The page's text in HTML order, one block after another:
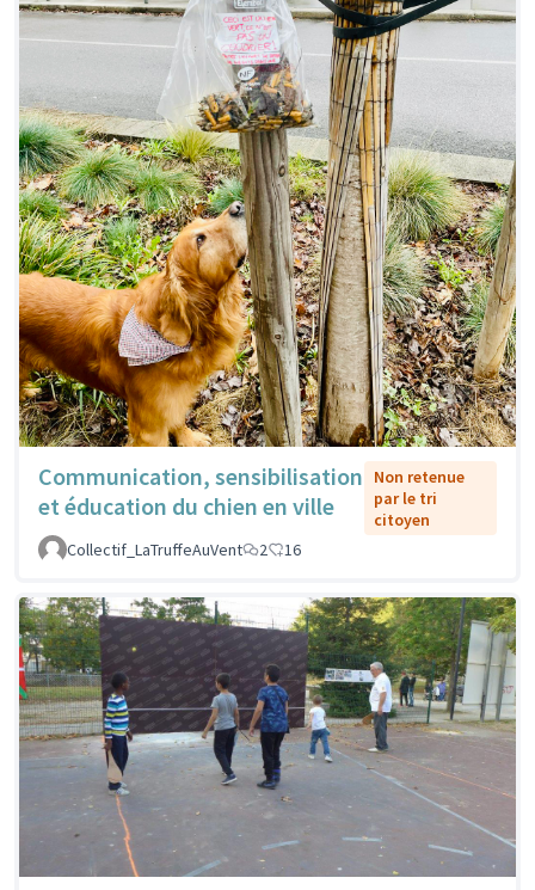
Communication, sensibilisation
et éducation du chien en ville
Non retenue
par le tri
citoyen
Collectif_LaTruffeAuVent
2 16